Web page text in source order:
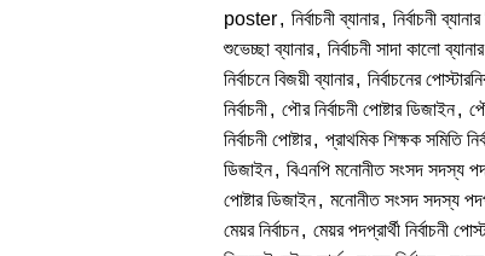
poster, নির্বাচনী ব্যানার, নির্বাচনী
শুভেচ্ছা ব্যানার, নির্বাচনী সাদা কালো
নির্বাচনে বিজয়ী ব্যানার, নির্বাচনের
নির্বাচনী, পৌর নির্বাচনী পোষ্টার ডিজাইন,
নির্বাচনী পোষ্টার, প্রাথমিক শিক্ষক সমিতি
ডিজাইন, বিএনপি মনোনীত সংসদ সদস্য
পোষ্টার ডিজাইন, মনোনীত সংসদ সদস্য
মেয়র নির্বাচন, মেয়র পদপ্রার্থী নির্বাচনী